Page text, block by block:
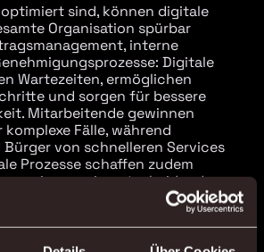
optimiert sind, können digitale
Organisation spürbar
interne
Digitale
Wartezeiten, ermöglichen
und sorgen für bessere
Mitarbeitende gewinnen
Fälle, während
von schnelleren Services
Prozesse schaffen zudem
– ein entscheidender
angesichts knapper
unterstützt bei der Einführung
Lösungen, passgenau